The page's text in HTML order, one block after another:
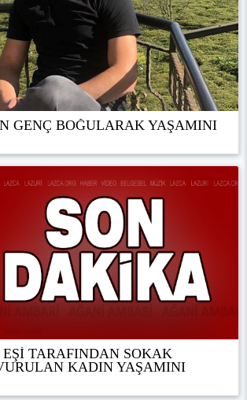
GENÇ BOĞULARAK YAŞAMINI
TARAFINDAN SOKAK
KADIN YAŞAMINI